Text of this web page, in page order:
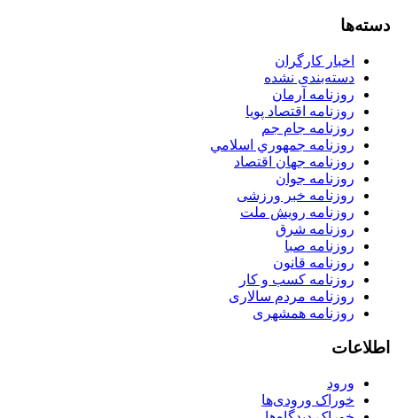
دسته‌ها
اخبار کارگران
دسته‌بندی نشده
روزنامه آرمان
روزنامه اقتصاد پویا
روزنامه جام جم
روزنامه جمهوري اسلامي
روزنامه جهان اقتصاد
روزنامه جوان
روزنامه خبر ورزشى
روزنامه رویش ملت
روزنامه شرق
روزنامه صبا
روزنامه قانون
روزنامه كسب و كار
روزنامه مردم سالاری
روزنامه همشهری
اطلاعات
ورود
خوراک ورودی‌ها